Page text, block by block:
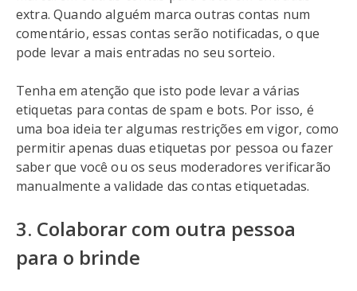
extra. Quando alguém marca outras contas num
comentário, essas contas serão notificadas, o que
pode levar a mais entradas no seu sorteio.
Tenha em atenção que isto pode levar a várias
etiquetas para contas de spam e bots. Por isso, é
uma boa ideia ter algumas restrições em vigor, como
permitir apenas duas etiquetas por pessoa ou fazer
saber que você ou os seus moderadores verificarão
manualmente a validade das contas etiquetadas.
3. Colaborar com outra pessoa
para o brinde